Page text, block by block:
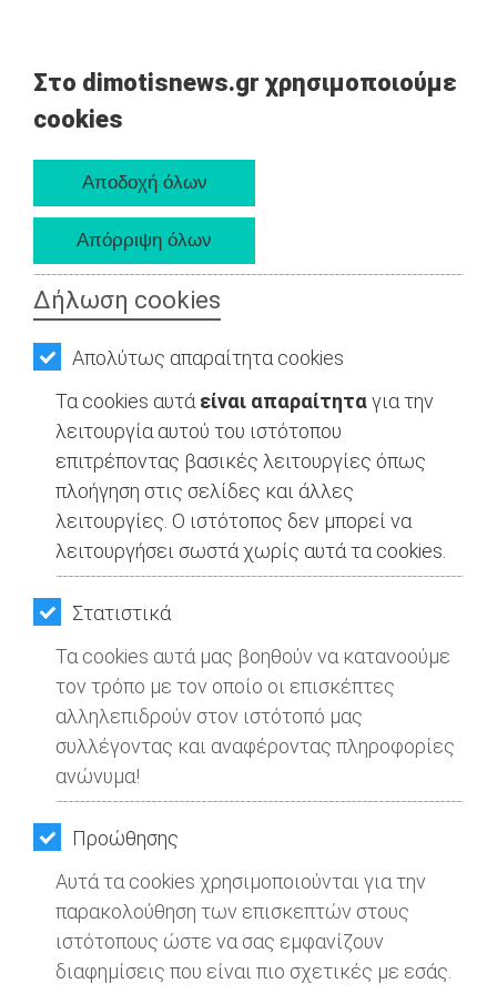
Στο dimotisnews.gr χρησιμοποιούμε
cookies
Δήλωση cookies
Απολύτως απαραίτητα cookies
Τα cookies αυτά είναι απαραίτηταγια την
λειτουργία αυτού του ιστότοπου
επιτρέποντας βασικές λειτουργίες όπως
πλοήγηση στις σελίδες και άλλες
λειτουργίες. Ο ιστότοπος δεν μπορεί να
λειτουργήσει σωστά χωρίς αυτά τα cookies.
Στατιστικά
Τα cookies αυτά μας βοηθούν να κατανοούμε
τον τρόπο με τον οποίο οι επισκέπτες
αλληλεπιδρούν στον ιστότοπό μας
συλλέγοντας και αναφέροντας πληροφορίες
ανώνυμα!
Προώθησης
Αυτά τα cookies χρησιμοποιούνται για την
παρακολούθηση των επισκεπτών στους
ιστότοπους ώστε να σας εμφανίζουν
διαφημίσεις που είναι πιο σχετικές με εσάς.